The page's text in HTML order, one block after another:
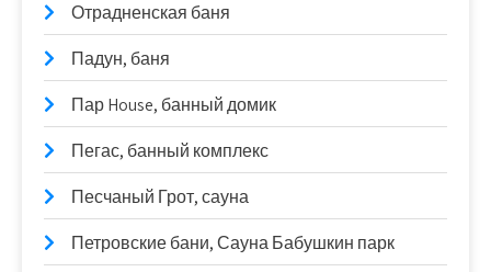
Отрадненская баня
Падун, баня
Пар House, банный домик
Пегас, банный комплекс
Песчаный Грот, сауна
Петровские бани, Сауна Бабушкин парк